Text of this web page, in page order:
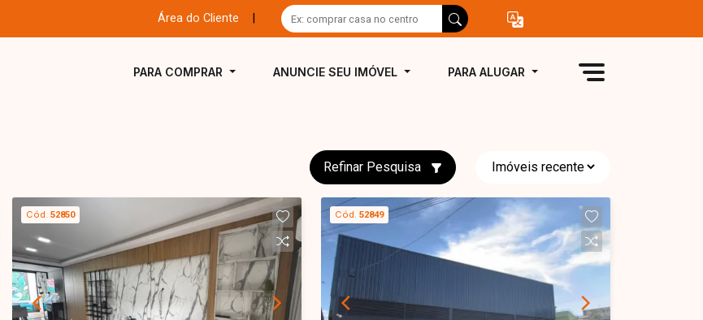
Área do Cliente
PARA COMPRAR ANUNCIE SEU IMÓVEL PARA ALUGAR
Refinar Pesquisa
Cód. 52850 Cód. 52849